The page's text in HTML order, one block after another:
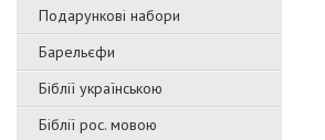
Подарункові набори
Барельєфи
Біблії українською
Біблії рос. мовою